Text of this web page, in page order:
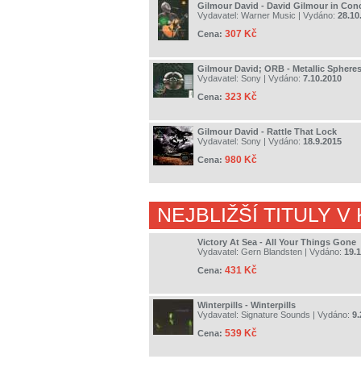
Gilmour David - David Gilmour in
Vydavatel: Warner Music | Vydáno:
Cena: 307 Kč
Gilmour David; ORB - Metallic Spheres
Vydavatel: Sony | Vydáno: 7.10.2010
Cena: 323 Kč
Gilmour David - Rattle That Lock
Vydavatel: Sony | Vydáno: 18.9.2015
Cena: 980 Kč
NEJBLIŽŠÍ TITULY V
Victory At Sea - All Your Things Gone
Vydavatel: Gern Blandsten | Vydáno:
Cena: 431 Kč
Winterpills - Winterpills
Vydavatel: Signature Sounds | Vydáno:
Cena: 539 Kč